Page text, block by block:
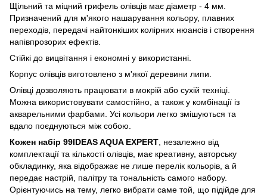
Щільний та міцний грифель олівців має діаметр - 4 мм.
Призначений для м'якого нашарування кольору, плавних
переходів, передачі найтонкіших колірних нюансів і створення
напівпрозорих ефектів.
Стійкі до вицвітання і економні у використанні.
Корпус олівців виготовлено з м'якої деревини липи.
Олівці дозволяють працювати в мокрій або сухій техніці.
Можна використовувати самостійно, а також у комбінації із
акварельними фарбами. Усі кольори легко змішуються та
вдало поєднуються між собою.
Кожен набір 99IDEAS AQUA EXPERT , незалежно від
комплектації та кількості олівців, має креативну, авторську
обкладинку, яка відображає не лише перелік кольорів, а й
передає настрій, палітру та тональність самого набору.
Орієнтуючись на тему, легко вибрати саме той, що підійде для